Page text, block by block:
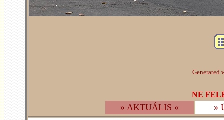
Generated
NE
» AKTUÁLIS « »